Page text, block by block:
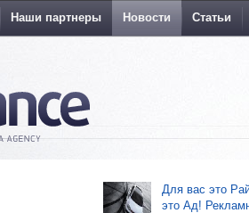
Наши партнеры Новости Статьи
Для вас это
это Ад!